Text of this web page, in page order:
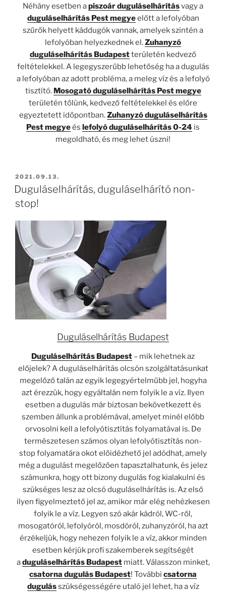
Néhány esetben apiszoár duguláselhárításvagy a
duguláselhárítás Pest megyeelőtt a lefolyóban
szűrők helyett káddugók vannak, amelyek szintén a
lefolyóban helyezkednek el.Zuhanyzó
duguláselhárítás Budapestterületén kedvező
feltételekkel. A legegyszerűbb lehetőség ha a dugulás
a lefolyóban az adott probléma, a meleg víz és a lefolyó
tisztító. Mosogató duguláselhárítás Pest megye
területén tőlünk, kedvező feltételekkel és előre
egyeztetett időpontban.Zuhanyzóduguláselhárítás
Pest megyeés lefolyó duguláselhárítás 0-24 is
megoldható, és meg lehet úszni!
BEKÜLDVE:
2021.09.13.
Duguláselhárítás, duguláselhárító non-
stop!
Duguláselhárítás Budapest
Duguláselhárítás Budapest – mik lehetnek az
előjelek? A duguláselhárítás olcsón szolgáltatásunkat
megelőző talán az egyik legegyértelműbb jel, hogyha
azt érezzük, hogy egyáltalán nem folyik le a víz. Ilyen
esetben a dugulás már biztosan bekövetkezett és
szemben állunk a problémával, amelyet minél előbb
orvosolni kell a lefolyótisztítás folyamatával is. De
természetesen számos olyan lefolyótisztítás non-
stop folyamatára okot előidézhető jel adódhat, amely
még a dugulást megelőzően tapasztalhatunk, és jelez
számunkra, hogy ott bizony dugulás fog kialakulni és
szükséges lesz az olcsó duguláselhárítás is. Az első
ilyen figyelmeztető jel az, amikor már elég nehézkesen
folyik le a víz. Legyen szó akár kádról, WC-ről,
mosogatóról, lefolyóról, mosdóról, zuhanyzóról, ha azt
érzékeljük, hogy nehezen folyik le a víz, akkor minden
esetben kérjük profi szakemberek segítségét
aduguláselhárítás Budapestmiatt. Válasszon minket,
csatorna dugulás Budapest! További csatorna
dugulásszükségességére utaló jel lehet, ha a víz